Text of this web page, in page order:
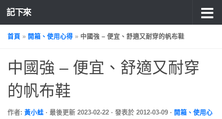
記下來
首頁 » 開箱、使用心得 » 中國強 – 便宜、舒適又耐穿的帆布鞋
中國強 – 便宜、舒適又耐穿
的帆布鞋
作者: 黃小蛙 · 最後更新 2023-02-22 · 發表於 2012-03-09 · 開箱、使用心